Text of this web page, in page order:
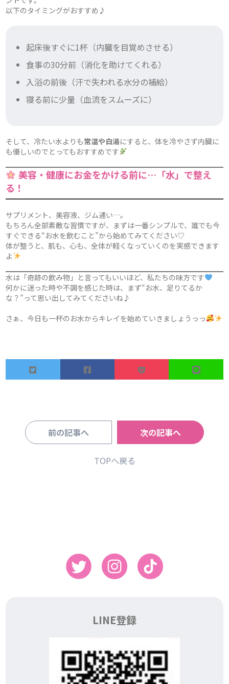
以下のタイミングがおすすめ♪
起床後すぐに1杯（内臓を目覚めさせる）
食事の30分前（消化を助けてくれる）
入浴の前後（汗で失われる水分の補給）
寝る前に少量（血流をスムーズに）
そして、冷たい水よりも常温や白湯にすると、体を冷やさず内臓に
も優しいのでとってもおすすめです
美容・健康にお金をかける前に…「水」で整え
る！
サプリメント、美容液、ジム通い…。
もちろん全部素敵な習慣ですが、まずは一番シンプルで、誰でも今
すぐできる“お水を飲むこと”から始めてみてください♡
体が整うと、肌も、心も、全体が軽くなっていくのを実感できます
よ
水は「奇跡の飲み物」と言ってもいいほど、私たちの味方です
何かに迷った時や不調を感じた時は、まず“お水、足りてるか
な？”って思い出してみてくださいね♪
さぁ、今日も一杯のお水からキレイを始めていきましょうっっ
前の記事へ 次の記事へ
TOPへ戻る
LINE登録